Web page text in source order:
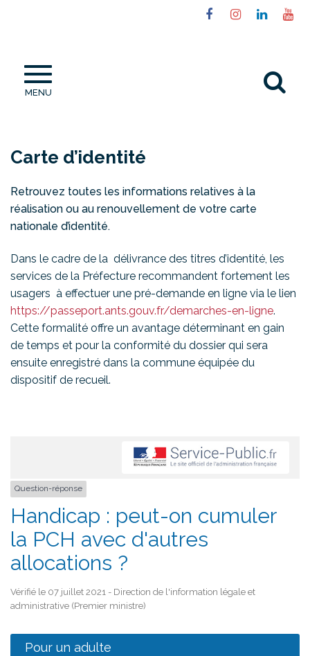
Lien
Facebook
Lien
Instagram
Lien
MENU
Carte d’identité
Retrouvez toutes les informations relatives à la
réalisation ou au renouvellement de votre carte
nationale d’identité.
Dans le cadre de la délivrance des titres d’identité, les
services de la Préfecture recommandent fortement les
usagers à effectuer une pré-demande en ligne via le lien
https://passeport.ants.gouv.fr/demarches-en-ligne.
Cette formalité offre un avantage déterminant en gain
de temps et pour la conformité du dossier qui sera
ensuite enregistré dans la commune équipée du
dispositif de recueil.
Question-réponse
Handicap : peut-on cumuler
la PCH avec d'autres
allocations ?
Vérifié le 07 juillet 2021 - Direction de l'information légale et
administrative (Premier ministre)
Pour un adulte